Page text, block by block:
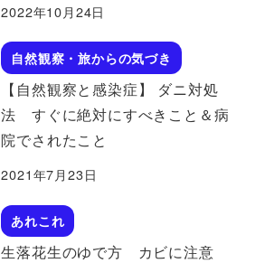
2022年10月24日
自然観察・旅からの気づき
【自然観察と感染症】 ダニ対処
法 すぐに絶対にすべきこと＆病
院でされたこと
2021年7月23日
あれこれ
生落花生のゆで方 カビに注意